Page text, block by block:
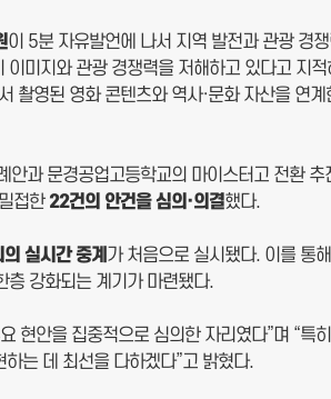
이 5분 자유발언에 나서 지역 발전과 관광 경
미지와 관광 경쟁력을 저해하고 있다고 지
촬영된 영화 콘텐츠와 역사·문화 자산을 연
과 문경공업고등학교의 마이스터고 전환
접한 22건의 안건을 심의 ·의결했다.
의 실시간 중계 가 처음으로 실시됐다. 이를 통
층 강화되는 계기가 마련됐다.
현안을 집중적으로 심의한 자리였다”며 “특
는 데 최선을 다하겠다”고 밝혔다.